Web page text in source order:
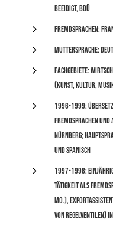
beeidigt, BDÜ
5 Fremdsprachen:
5 Muttersprache:
5
Fachgebiete:
(Kunst, Kultur,
5
1996-1999:
Fremdsprachen
Nürnberg;
und Spanisch
5
1997-1998:
Tätigkeit als
Mo.),
von Regelventilen)